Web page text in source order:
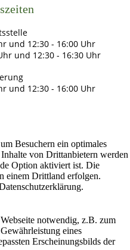
und 12:30 - 16:00 Uhr
und 12:30 - 16:30 Uhr
und 12:30 - 16:00 Uhr
Besuchern ein optimales
von Drittanbietern werden
Option aktiviert ist. Die
einem Drittland erfolgen.
notwendig, z.B. zum
eines
Erscheinungsbilds der